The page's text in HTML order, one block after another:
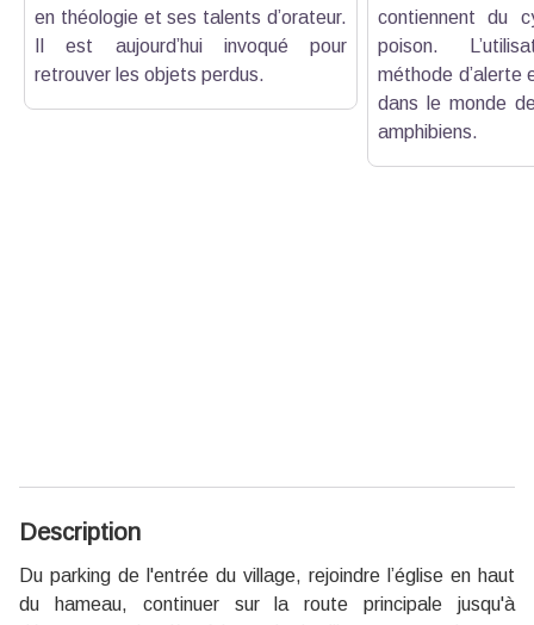
en théologie et ses talents d’orateur.
Il est aujourd’hui invoqué pour
retrouver les objets perdus.
contiennent du
poison.
méthode d’alerte
dans le monde
amphibiens.
Description
Du parking de l'entrée du village, rejoindre l’église en haut
du hameau, continuer sur la route principale jusqu'à